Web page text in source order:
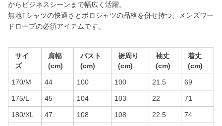
からビジネスシーンまで幅広く活躍。
無地Tシャツの快適さとポロシャツの品格を併せ持つ、メンズワー
ドローブの必須アイテムです。
サイ
ズ
肩幅
(cm)
バスト
(cm)
裾周り
(cm)
袖丈
(cm)
着丈
(cm)
170/M 44 100 100 21.5 69
175/L 45 104 103 22 71
180/XL 47 108 108 22.5 74